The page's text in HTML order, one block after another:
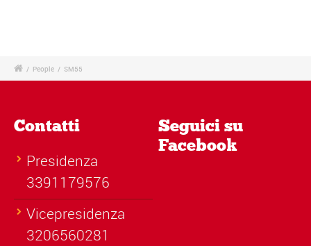
/ People / SM55
Contatti
Presidenza
3391179576
Vicepresidenza
3206560281
Seguici su
Facebook